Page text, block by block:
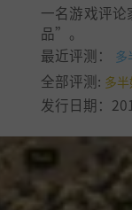
一名游戏评
品”。
最近评测：
多
全部评测: 多
发行日期：